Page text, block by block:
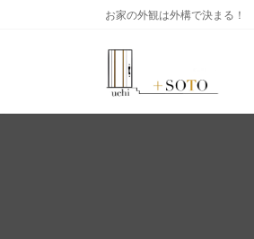
お家の外観は外構で決まる！